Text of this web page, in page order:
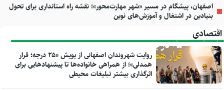
اصفهان، پیشگام در مسیر «شهر مهارت‌محور»؛ نقشه راه استانداری برای تحول
بنیادین در اشتغال و آموزش‌های نوین
اقتصادی
روایت شهروندان اصفهانی از پویش «۲۵ درجه؛ قرار
همدلی»؛ از همراهی خانواده‌ها تا پیشنهادهایی برای
اثرگذاری بیشتر تبلیغات محیطی